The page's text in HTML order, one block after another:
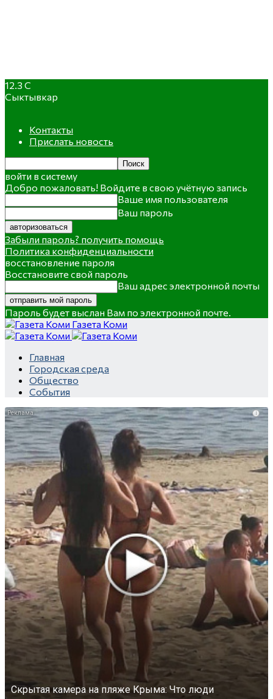
12.3 C
Сыктывкар
Контакты
Прислать новость
войти в систему
Добро пожаловать! Войдите в свою учётную запись
Ваше имя пользователя
Ваш пароль
Забыли пароль? получить помощь
Политика конфиденциальности
восстановление пароля
Восстановите свой пароль
Ваш адрес электронной почты
Пароль будет выслан Вам по электронной почте.
Газета Коми
Главная
Городская среда
Общество
События
i
Скрытая камера на пляже Крыма: Что люди